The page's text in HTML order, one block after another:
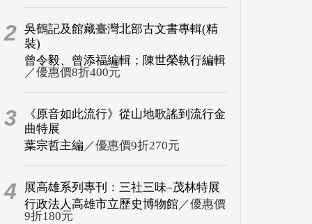
2 吳鶴記及館藏臺灣北部古文書專輯(精
裝)
曾令毅、曾添福編輯；陳世榮執行編輯
／優惠價8折400元
3
《原音如此流行》從山地歌謠到流行金
曲特展
葉宗哲主編 ／優惠價9折270元
4
展高雄系列專刊：三社三味–茂林特展
行政法人高雄市立歷史博物館／優惠價
9折180元